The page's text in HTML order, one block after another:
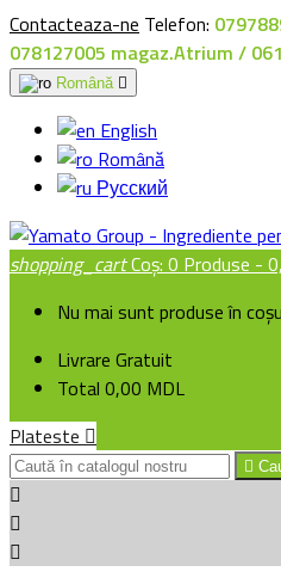
Contacteaza-ne Telefon:
078127005 magaz.Atrium /
Română 
English
Română
Русский
shopping_cartCoș: 0 Produse -
Nu mai sunt produse în
Livrare Gratuit
Total 0,00 MDL
Plateste 



